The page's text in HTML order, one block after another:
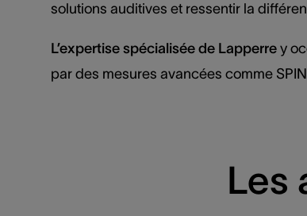
solutions auditives et ressentir la
L’expertise spécialisée de Lapperre y
par des mesures avancées comme
Les